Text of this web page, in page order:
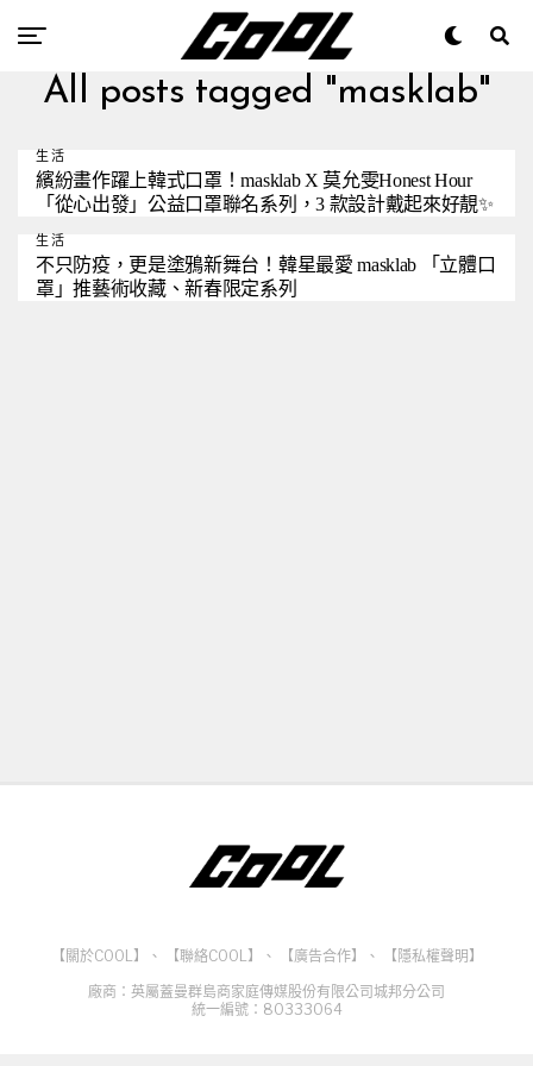
All posts tagged "masklab"
生活
繽紛畫作躍上韓式口罩！masklab X 莫允雯Honest Hour
「從心出發」公益口罩聯名系列，3 款設計戴起來好靚✨
生活
不只防疫，更是塗鴉新舞台！韓星最愛 masklab 「立體口
罩」推藝術收藏、新春限定系列
【關於COOL】 、 【聯絡COOL】 、 【廣告合作】 、
【隱私權聲明】
廠商：英屬蓋曼群島商家庭傳媒股份有限公司城邦分公司
統一編號：80333064